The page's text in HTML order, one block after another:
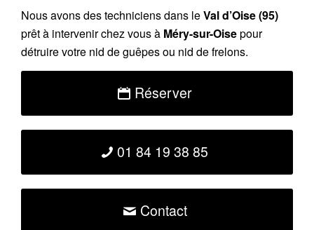
Nous avons des techniciens dans leVal d’Oise (95)
prêt à intervenir chez vous à Méry-sur-Oisepour
détruire votre nid de guêpes ou nid de frelons.
Réserver
01 84 19 38 85
Contact